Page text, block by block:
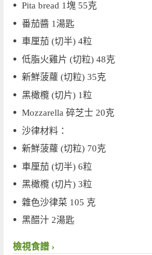
Pita bread 1塊 55克
番茄醬 1湯匙
車厘茄 (切半) 4粒
低脂火雞片 (切粒) 48克
新鮮菠蘿 (切粒) 35克
黑橄欖 (切片) 1粒
Mozzarella 碎芝士 20克
沙律材料：
新鮮菠蘿 (切粒) 70克
車厘茄 (切半) 6粒
黑橄欖 (切片) 3粒
雜色沙律菜 105 克
黑醋汁 2湯匙
檢視食譜